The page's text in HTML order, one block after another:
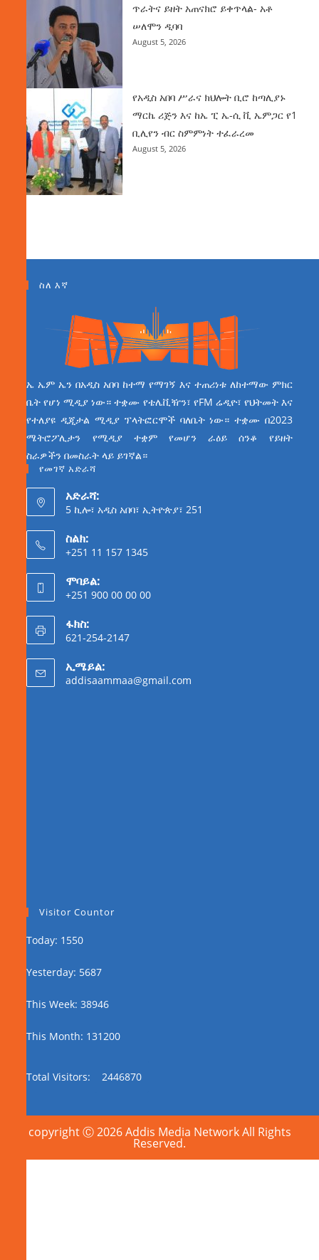
ጥራትና ይዘት አጠናክሮ ይቀጥላል- አቶ
ሠለሞን ዲባባ
August 5, 2026
የአዲስ አበባ ሥራና ክህሎት ቢሮ ከጣሊያኑ
ማርኬ ሪጅን እና ከኤ ፒ ኤ-ሲ ቪ ኤምጋር የ1
ቢሊየን ብር ስምምነት ተፈራረመ
August 5, 2026
ስለ እኛ
ኤ ኤም ኤን በአዲስ አበባ ከተማ የማገኝ እና ተጠሪነቱ ለከተማው ምክር
ቤት የሆነ ሚዲያ ነው። ተቋሙ የቴሌቪዥን፣ የFM ሬዲዮ፣ የህትመት እና
የተለያዩ ዲጂታል ሚዲያ ፕላትፎርሞች ባለቤት ነው። ተቋሙ በ2023
ሜትሮፖሊታን የሚዲያ ተቋም የመሆን ራዕይ ሰንቆ የይዘት
ስራዎችን በመስራት ላይ ይገኛል።
የመገኛ አድራሻ
አድራሻ:
5 ኪሎ፣ አዲስ አበባ፣ ኢትዮጵያ፣ 251
ስልክ:
+251 11 157 1345
ሞባይል:
+251 900 00 00 00
ፋክስ:
621-254-2147
ኢሜይል:
addisaammaa@gmail.com
Visitor Countor
Today: 1550
Yesterday: 5687
This Week: 38946
This Month: 131200
Total Visitors: 2446870
copyright Ⓒ 2026 Addis Media Network All Rights
Reserved.